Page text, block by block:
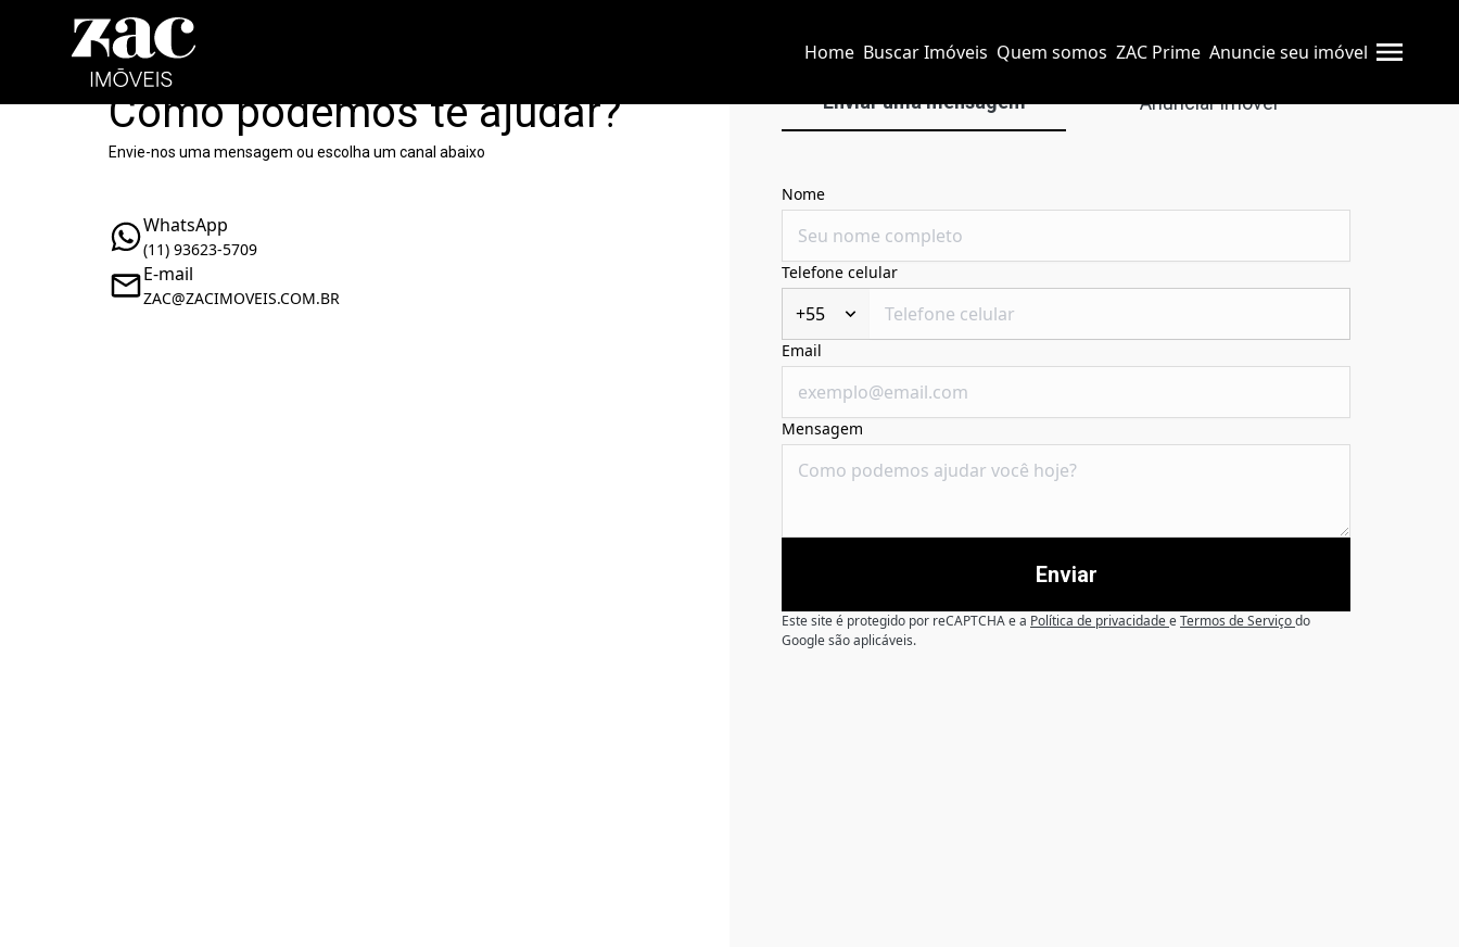
Home Buscar Imóveis Quem somos ZAC Prime Anuncie seu imóvel
Como podemos te ajudar?
Envie-nos uma mensagem ou escolha um canal abaixo
WhatsApp
(11) 93623-5709
E-mail
ZAC@ZACIMOVEIS.COM.BR
Enviar uma mensagem Anunciar imóvel
Nome
Telefone celular
+55
Email
Mensagem
Enviar
Este site é protegido por reCAPTCHA e a Política de privacidadeeTermos de Serviçodo
Google são aplicáveis.